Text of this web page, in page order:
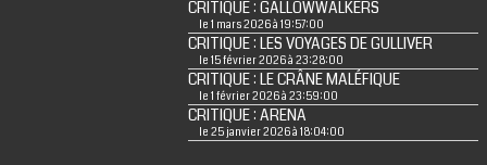
CRITIQUE : GALLOWWALKERS
le 1 mars 2026 à 19:57:00
CRITIQUE : LES VOYAGES DE GULLIVER
le 15 février 2026 à 23:28:00
CRITIQUE : LE CRÂNE MALÉFIQUE
le 1 février 2026 à 23:59:00
CRITIQUE : ARENA
le 25 janvier 2026 à 18:04:00